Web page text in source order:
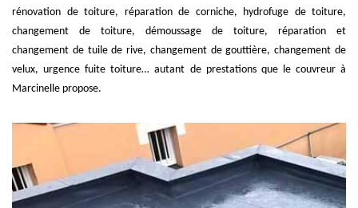
rénovation de toiture, réparation de corniche, hydrofuge de toiture,
changement de toiture, démoussage de toiture, réparation et
changement de tuile de rive, changement de gouttière, changement de
velux, urgence fuite toiture… autant de prestations que le couvreur à
Marcinelle propose.